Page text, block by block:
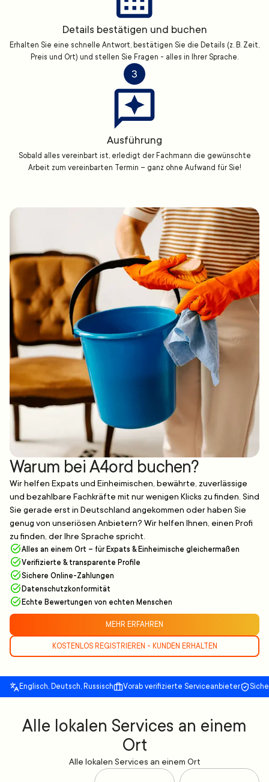
Details bestätigen und buchen
Erhalten Sie eine schnelle Antwort, bestätigen Sie die Details (z. B. Zeit,
Preis und Ort) und stellen Sie Fragen - alles in Ihrer Sprache.
3
Ausführung
Sobald alles vereinbart ist, erledigt der Fachmann die gewünschte
Arbeit zum vereinbarten Termin – ganz ohne Aufwand für Sie!
Warum bei A4ord buchen?
Wir helfen Expats und Einheimischen, bewährte, zuverlässige
und bezahlbare Fachkräfte mit nur wenigen Klicks zu finden. Sind
Sie gerade erst in Deutschland angekommen oder haben Sie
genug von unseriösen Anbietern? Wir helfen Ihnen, einen Profi
zu finden, der Ihre Sprache spricht.
Alles an einem Ort – für Expats & Einheimische gleichermaßen
Verifizierte & transparente Profile
Sichere Online-Zahlungen
Datenschutzkonformität
Echte Bewertungen von echten Menschen
MEHR ERFAHREN
KOSTENLOS REGISTRIEREN - KUNDEN ERHALTEN
Englisch, Deutsch, Russisch Vorab verifizierte Serviceanbieter
Alle lokalen Services an einem
Ort
Alle lokalen Services an einem Ort